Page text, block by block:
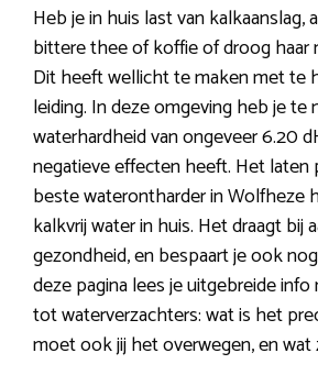
Heb je in huis last van kalkaanslag,
bittere thee of koffie of droog haar
Dit heeft wellicht te maken met te
leiding. In deze omgeving heb je te
waterhardheid van ongeveer 6.20
negatieve effecten heeft. Het laten
beste waterontharder in Wolfheze
kalkvrij water in huis. Het draagt bij
gezondheid, en bespaart je ook
deze pagina lees je uitgebreide
tot waterverzachters: wat is het
moet ook jij het overwegen, en wat